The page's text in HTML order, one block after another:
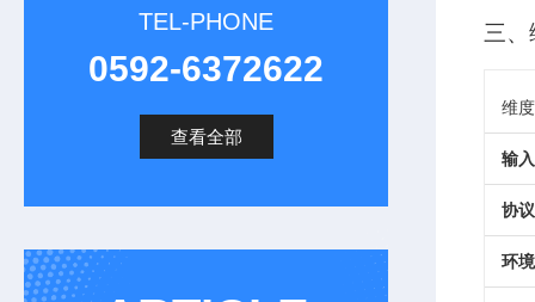
TEL-PHONE
0592-6372622
查看全部
三、
维度
输
协
环